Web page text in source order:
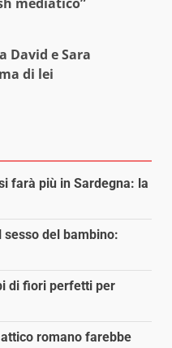
David e Sara
di lei
farà più in Sardegna: la
del bambino:
di fiori perfetti per
romano farebbe